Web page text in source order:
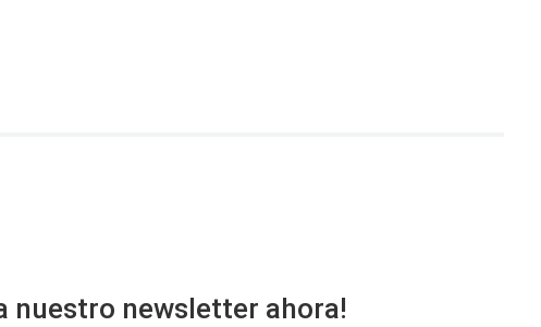
nuestro newsletter ahora!